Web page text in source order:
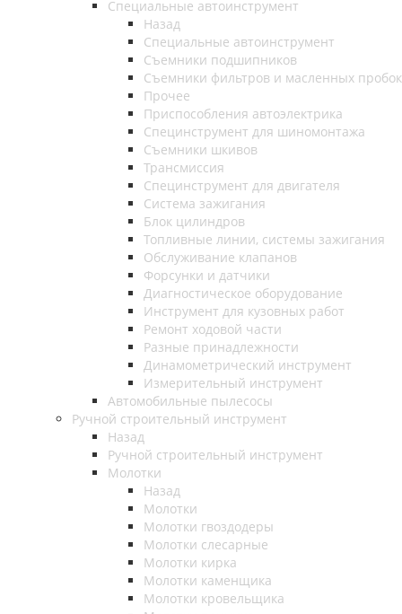
Специальные автоинструмент
Назад
Специальные автоинструмент
Съемники подшипников
Съемники фильтров и масленных пробок
Прочее
Приспособления автоэлектрика
Специнструмент для шиномонтажа
Съемники шкивов
Трансмиссия
Специнструмент для двигателя
Система зажигания
Блок цилиндров
Топливные линии, системы зажигания
Обслуживание клапанов
Форсунки и датчики
Диагностическое оборудование
Инструмент для кузовных работ
Ремонт ходовой части
Разные принадлежности
Динамометрический инструмент
Измерительный инструмент
Автомобильные пылесосы
Ручной строительный инструмент
Назад
Ручной строительный инструмент
Молотки
Назад
Молотки
Молотки гвоздодеры
Молотки слесарные
Молотки кирка
Молотки каменщика
Молотки кровельщика